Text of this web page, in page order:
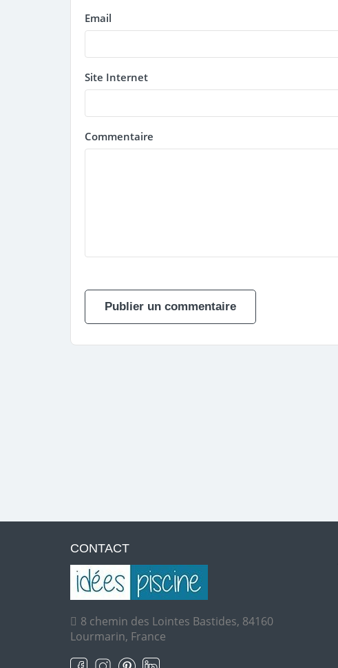
Email
Site Internet
Commentaire
CONTACT
8 chemin des Lointes Bastides, 84160
Lourmarin, France